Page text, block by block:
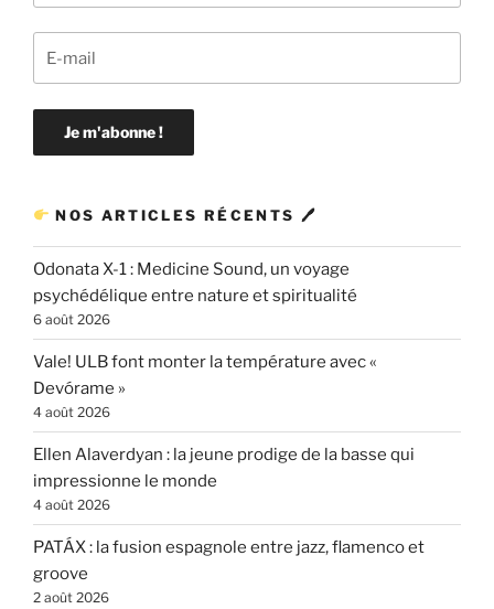
NOS ARTICLES RÉCENTS 🖊
Odonata X-1 : Medicine Sound, un voyage
psychédélique entre nature et spiritualité
6 août 2026
Vale! ULB font monter la température avec «
Devórame »
4 août 2026
Ellen Alaverdyan : la jeune prodige de la basse qui
impressionne le monde
4 août 2026
PATÁX : la fusion espagnole entre jazz, flamenco et
groove
2 août 2026